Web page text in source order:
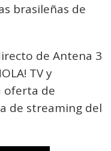
brasileñas de
de Antena 3
TV y
oferta de
de streaming del